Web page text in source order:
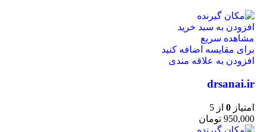
افزودن به سبد خرید
مشاهده سریع
برای مقایسه اضافه کنید
افزودن به علاقه مندی
drsanai.ir
امتیاز 0 از 5
950,000 تومان